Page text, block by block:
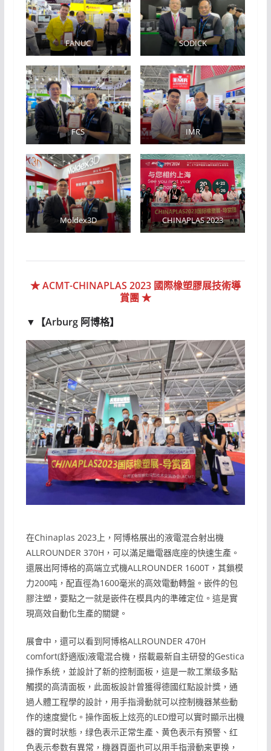
FANUC SODICK
FCS IMR
Moldex3D CHINAPLAS 2023
★ACMT-CHINAPLAS 2023 國際橡塑膠展技術導
賞團 ★
▼【Arburg 阿博格】
在Chinaplas 2023上，阿博格展出的液電混合射出機
ALLROUNDER 370H，可以滿足繼電器底座的快速生產。
還展出阿博格的高端立式機ALLROUNDER 1600T，其鎖模
力200吨，配直徑為1600毫米的高效電動轉盤。嵌件的包
膠注塑，要點之一就是嵌件在模具内的準確定位。這是實
現高效自動化生產的關鍵。
展會中，還可以看到阿博格ALLROUNDER 470H
comfort(舒適版)液電混合機，搭載最新自主研發的Gestica
操作系统，並設計了新的控制面板，這是一款工業级多點
觸摸的高清面板，此面板設計曾獲得德國红點設計獎，通
過人體工程學的設計，用手指滑動就可以控制機器某些動
作的速度變化。操作面板上炫亮的LED燈可以實时顯示出機
器的實时狀態，绿色表示正常生產、黄色表示有預警、红
色表示参数有異常，機器頁面也可以用手指滑動来更换，